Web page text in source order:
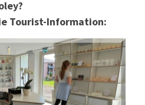
Tourist-Information: